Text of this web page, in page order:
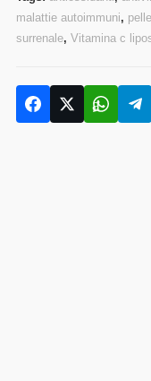
malattie autoimmuni, pelle
surrenale,Vitamina c